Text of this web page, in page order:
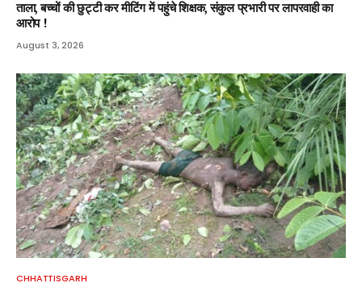
ताला, बच्चों की छुट्टी कर मीटिंग में पहुंचे शिक्षक, संकुल प्रभारी पर लापरवाही का
आरोप !
August 3, 2026
CHHATTISGARH